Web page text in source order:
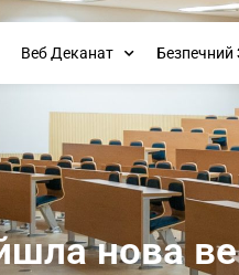
Веб Деканат Безпечний
нова